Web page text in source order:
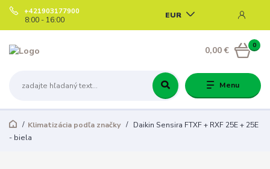
Menu
EUR
+421903177900
8:00 - 16:00
0
0,00 €
Klimatizácia podľa značky
Daikin Sensira FTXF + RXF 25E + 25E
- biela